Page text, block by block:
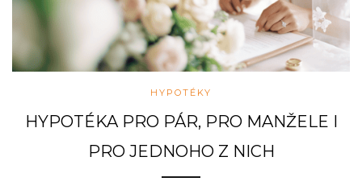
HYPOTÉKY
HYPOTÉKA PRO PÁR, PRO MANŽELE I
PRO JEDNOHO Z NICH